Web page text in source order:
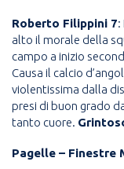
Roberto Filippini 7:
alto il morale della
campo a inizio
Causa il calcio
violentissima dalla
presi di buon grado
tanto cuore.
Pagelle – Finestre